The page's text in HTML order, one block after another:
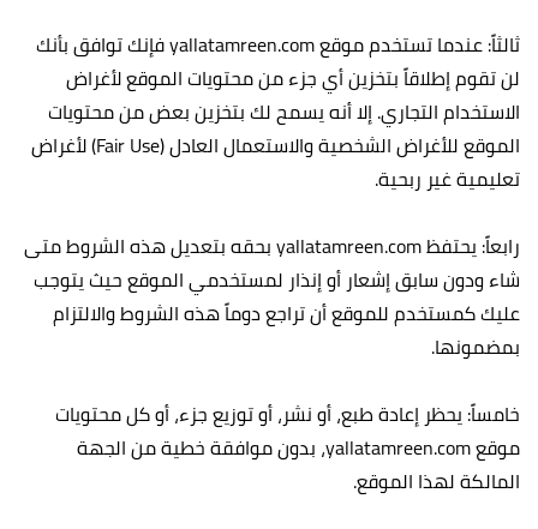
ثالثاً: عندما تستخدم موقع yallatamreen.com فإنك توافق بأنك
لن تقوم إطلاقاً بتخزين أي جزء من محتويات الموقع لأغراض
الاستخدام التجاري. إلا أنه يسمح لك بتخزين بعض من محتويات
الموقع للأغراض الشخصية والاستعمال العادل (Fair Use) لأغراض
تعليمية غير ربحية.
رابعاً: يحتفظ yallatamreen.com بحقه بتعديل هذه الشروط متى
شاء ودون سابق إشعار أو إنذار لمستخدمي الموقع حيث يتوجب
عليك كمستخدم للموقع أن تراجع دوماً هذه الشروط والالتزام
بمضمونها.
خامساً: يحظر إعادة طبع، أو نشر، أو توزيع جزء، أو كل محتويات
موقع yallatamreen.com، بدون موافقة خطية من الجهة
المالكة لهذا الموقع.